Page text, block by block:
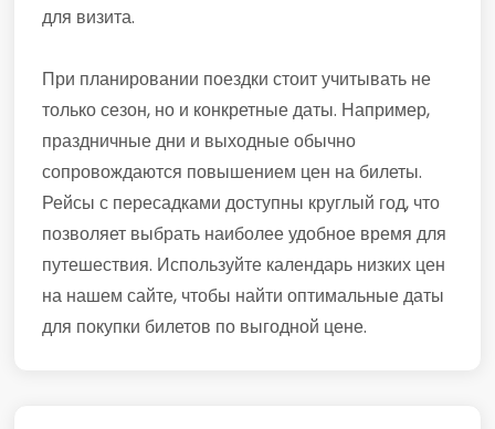
для визита.
При планировании поездки стоит учитывать не
только сезон, но и конкретные даты. Например,
праздничные дни и выходные обычно
сопровождаются повышением цен на билеты.
Рейсы с пересадками доступны круглый год, что
позволяет выбрать наиболее удобное время для
путешествия. Используйте календарь низких цен
на нашем сайте, чтобы найти оптимальные даты
для покупки билетов по выгодной цене.